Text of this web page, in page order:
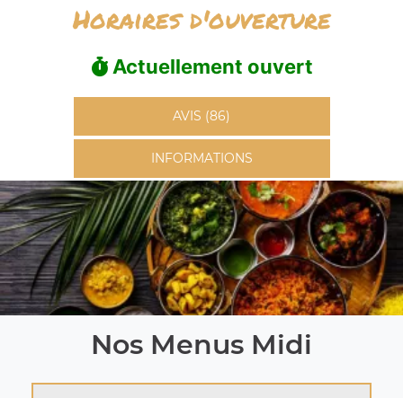
Horaires d'ouverture
Actuellement ouvert
AVIS (86)
INFORMATIONS
Nos Menus Midi